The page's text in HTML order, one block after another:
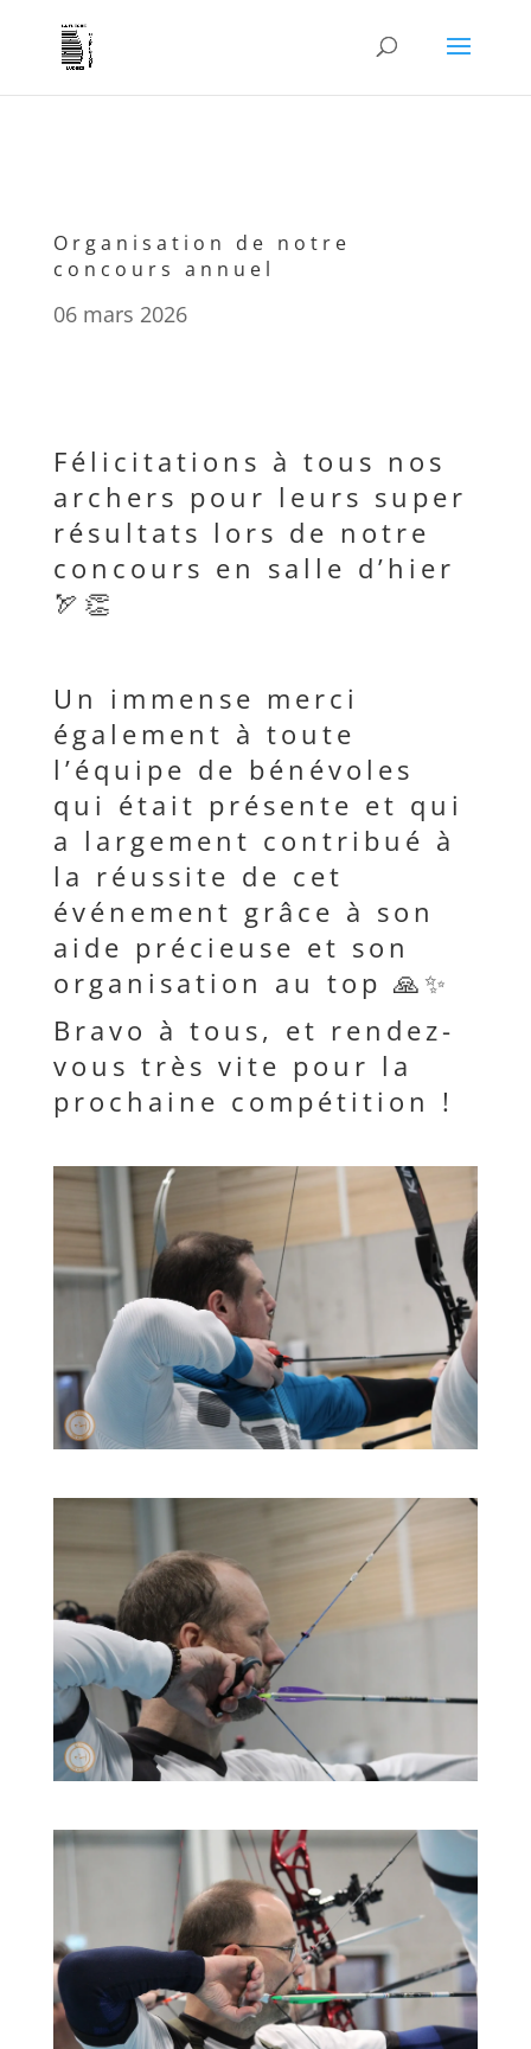
Organisation de notre
concours annuel
06 mars 2026
Félicitations à tous nos
archers pour leurs super
résultats lors de notre
concours en salle d’hier
🏹👏
Un immense merci
également à toute
l’équipe de bénévoles
qui était présente et qui
a largement contribué à
la réussite de cet
événement grâce à son
aide précieuse et son
organisation au top 🙏✨
Bravo à tous, et rendez-
vous très vite pour la
prochaine compétition !